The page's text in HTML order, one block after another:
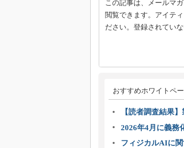
この記事は、メールマ
閲覧できます。アイテ
ださい。登録されてい
おすすめホワイトペ
【読者調査結果
2026年4月に義務
フィジカルAIに関